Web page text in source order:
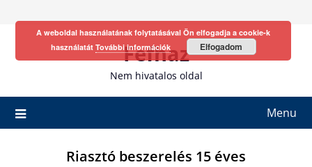
Fefhaz
Nem hivatalos oldal
Menu
Riasztó beszerelés 15 éves
A weboldal használatának folytatásával Ön elfogadja a cookie-k
használatát További információk Elfogadom